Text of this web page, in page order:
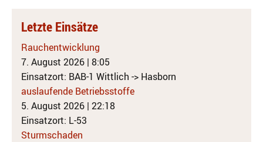
Letzte Einsätze
Rauchentwicklung
7. August 2026 | 8:05
Einsatzort: BAB-1 Wittlich -> Hasborn
auslaufende Betriebsstoffe
5. August 2026 | 22:18
Einsatzort: L-53
Sturmschaden